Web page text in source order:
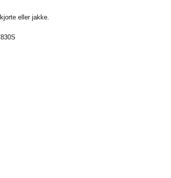
eller jakke.